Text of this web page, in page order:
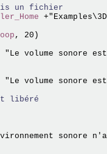
un fichier
, 20)
volume sonore
volume sonore
libéré